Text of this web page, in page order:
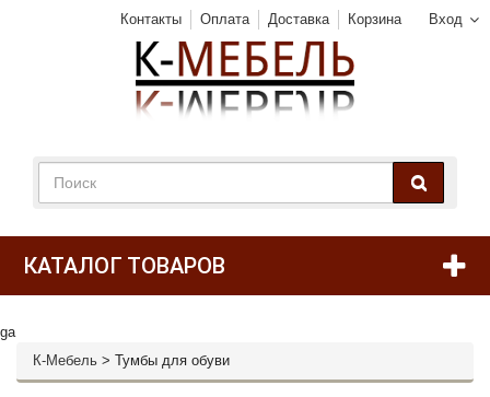
Вход
Контакты Оплата Доставка Корзина
КАТАЛОГ ТОВАРОВ
ga
К-Мебель > Тумбы для обуви